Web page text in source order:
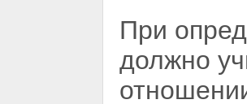
При
должно